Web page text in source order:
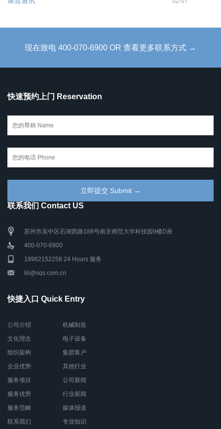
现在致电 400-070-6900 OR 查看更多联系方式 →
快速预约上门 Reservation
联系我们 Contact US
苏州市吴中区石湖西路188号南京师范大学科技园9楼D座
400-070-6900
18962152258 24 Hours 服务
lili@sqs.com.cn
快捷入口 Quick Entry
公司介绍
文化理念
组织架构
企业优势
服务项目
服务优势
服务范畴
联系我们
机械制造
电子设备
集团客户
其他行业
公司新闻
行业新闻
媒体报道
专业知识